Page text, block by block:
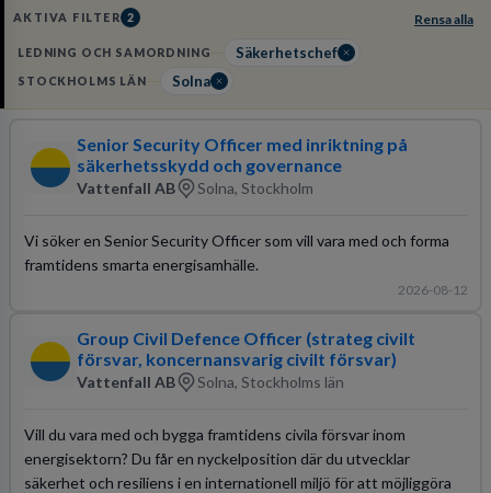
AKTIVA FILTER 2 Rensa alla
LEDNING OCH SAMORDNING Säkerhetschef
STOCKHOLMS LÄN Solna
Senior Security Officer med inriktning på
säkerhetsskydd och governance
Vattenfall AB Solna, Stockholm
Vi söker en Senior Security Officer som vill vara med och forma
framtidens smarta energisamhälle.
2026-08-12
Group Civil Defence Officer (strateg civilt
försvar, koncernansvarig civilt försvar)
Vattenfall AB Solna, Stockholms län
Vill du vara med och bygga framtidens civila försvar inom
energisektorn? Du får en nyckelposition där du utvecklar
säkerhet och resiliens i en internationell miljö för att möjliggöra